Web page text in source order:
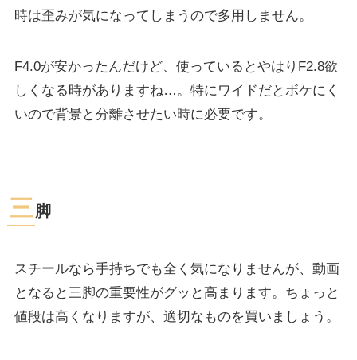
時は歪みが気になってしまうので多用しません。
F4.0が安かったんだけど、使っているとやはりF2.8欲
しくなる時がありますね…。特にワイドだとボケにく
いので背景と分離させたい時に必要です。
三脚
スチールなら手持ちでも全く気になりませんが、動画
となると三脚の重要性がグッと高まります。ちょっと
値段は高くなりますが、適切なものを買いましょう。